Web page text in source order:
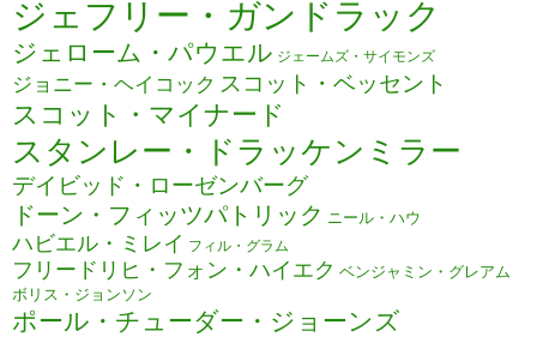
ジェフリー・ガンドラック
ジェローム・パウエル ジェームズ・サイモンズ
ジョニー・ヘイコック スコット・ベッセント
スコット・マイナード
スタンレー・ドラッケンミラー
デイビッド・ローゼンバーグ
ドーン・フィッツパトリック ニール・ハウ
ハビエル・ミレイ フィル・グラム
フリードリヒ・フォン・ハイエク ベンジャミン・グレアム
ボリス・ジョンソン
ポール・チューダー・ジョーンズ